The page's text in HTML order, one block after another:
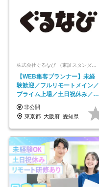
株式会社ぐるなび （東証スタンダード上場）
【WEB集客プランナー】未経
験歓迎／フルリモートメイン／
プライム上場／土日祝休み／東
京・大阪・名古屋
非公開
東京都_大阪府_愛知県